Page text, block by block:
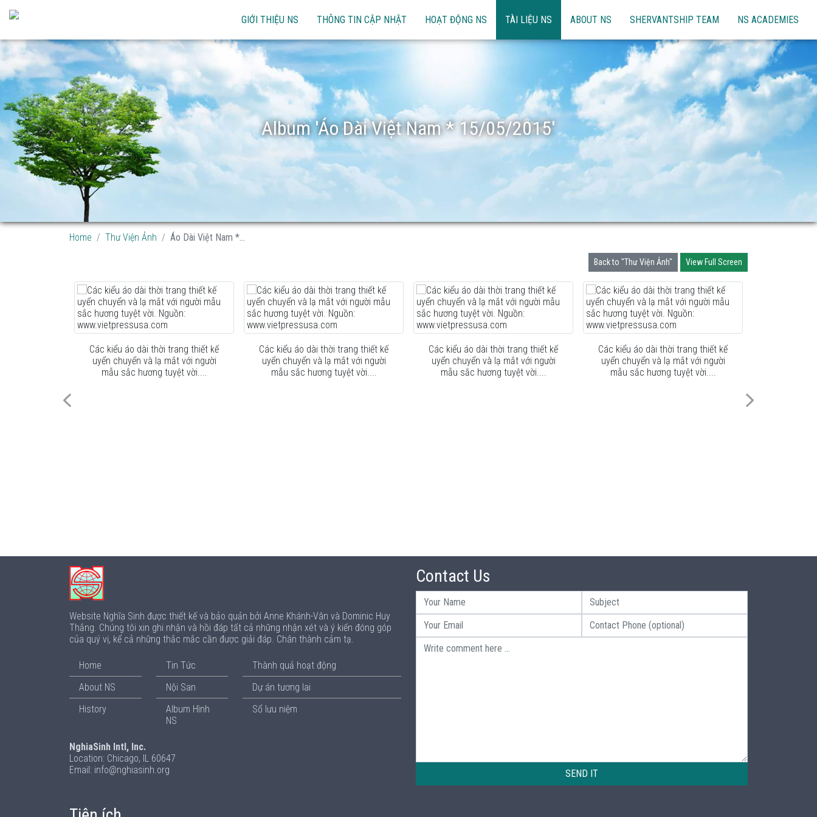
GIỚI THIỆU NS THÔNG TIN CẬP NHẬT HOẠT ĐỘNG NS TÀI LIỆU NS ABOUT NS SHERVANTSHIP TEAM NS ACADEMIES
Album 'Áo Dài Việt Nam * 15/05/2015'
Home Thư Viện Ảnh Áo Dài Việt Nam *...
Back to "Thư Viện Ảnh" View Full Screen
Các kiểu áo dài thời trang thiết kế
uyển chuyển và lạ mắt với người
mẫu sắc hương tuyệt vời....
Các kiểu áo dài thời trang thiết kế
uyển chuyển và lạ mắt với người
mẫu sắc hương tuyệt vời....
Các kiểu áo dài thời trang thiết kế
uyển chuyển và lạ mắt với người
mẫu sắc hương tuyệt vời....
Các kiểu áo dài thời trang thiết kế
uyển chuyển và lạ mắt với người
mẫu sắc hương tuyệt vời....
Website Nghĩa Sinh được thiết kế và bảo quản bởi Anne Khánh-Vân và Dominic Huy
Thắng. Chúng tôi xin ghi nhận và hồi đáp tất cả những nhận xét và ý kiến đóng góp
của quý vị, kể cả những thắc mắc cần được giải đáp. Chân thành cảm tạ.
Home
About NS
History
Tin Tức
Nội San
Album Hình
NS
Thành quả hoạt động
Dự án tương lai
Sổ lưu niệm
NghiaSinh Intl, Inc.
Location: Chicago, IL 60647
Email: info@nghiasinh.org
Contact Us
SEND IT